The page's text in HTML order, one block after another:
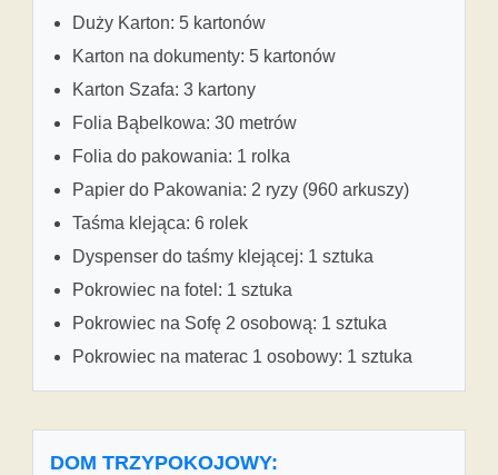
Duży Karton: 5 kartonów
Karton na dokumenty: 5 kartonów
Karton Szafa: 3 kartony
Folia Bąbelkowa: 30 metrów
Folia do pakowania: 1 rolka
Papier do Pakowania: 2 ryzy (960 arkuszy)
Taśma klejąca: 6 rolek
Dyspenser do taśmy klejącej: 1 sztuka
Pokrowiec na fotel: 1 sztuka
Pokrowiec na Sofę 2 osobową: 1 sztuka
Pokrowiec na materac 1 osobowy: 1 sztuka
DOM TRZYPOKOJOWY: